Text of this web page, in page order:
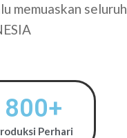
memuaskan seluruh
800+
Perhari